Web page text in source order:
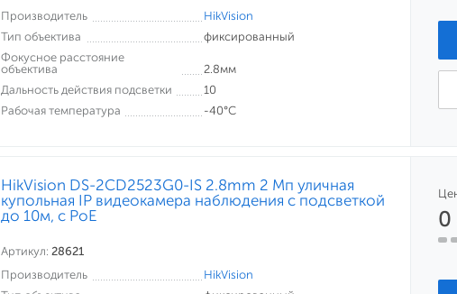
Производитель
HikVision
Тип объектива
фиксированный
Фокусное расстояние
объектива
2.8мм
Дальность действия подсветки
10
Рабочая температура
-40°С
HikVision DS-2CD2523G0-IS 2.8mm 2 Мп уличная
купольная IP видеокамера наблюдения с подсветкой
до 10м, c PoE
Артикул: 28621
Производитель
HikVision